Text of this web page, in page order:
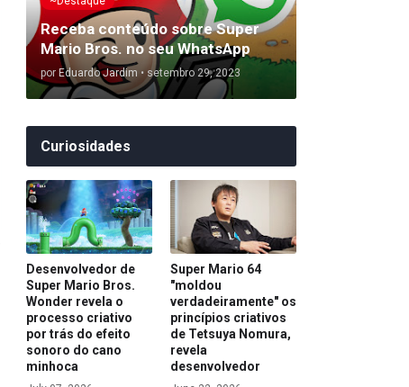
Receba conteúdo sobre Super
Mario Bros. no seu WhatsApp
por Eduardo Jardim • setembro 29, 2023
Curiosidades
Desenvolvedor de
Super Mario Bros.
Wonder revela o
processo criativo
por trás do efeito
sonoro do cano
minhoca
Super Mario 64
"moldou
verdadeiramente" os
princípios criativos
de Tetsuya Nomura,
revela
desenvolvedor